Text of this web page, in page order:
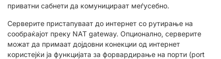
приватни сабнети да комуницираат меѓусебно.
Серверите пристапуваат до интернет со рутирање на
сообраќајот преку NAT gateway. Опционално, серверите
можат да примаат дојдовни конекции од интернет
користејќи ја функцијата за форвардирање на порти (port